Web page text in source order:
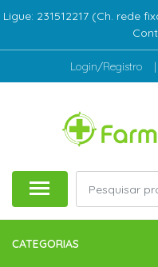
Ligue: 231512217 (Ch. rede
Login/Registro |
CATEGORIAS